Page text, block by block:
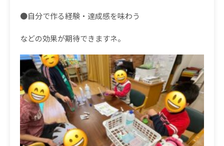
●自分で作る経験・達成感を味わう
などの効果が期待できますネ。